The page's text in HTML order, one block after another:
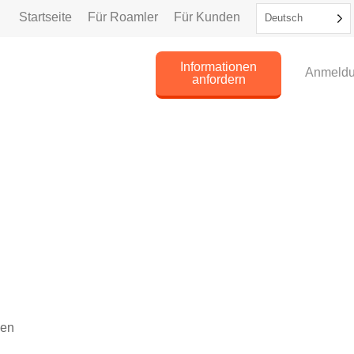
Startseite Für Roamler Für Kunden Deutsch
Informationen
anfordern